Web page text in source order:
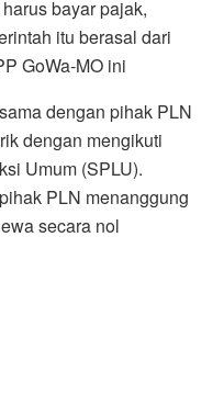
bayar pajak,
itu berasal dari
GoWa-MO ini
dengan pihak PLN
dengan mengikuti
Umum (SPLU).
PLN menanggung
secara nol